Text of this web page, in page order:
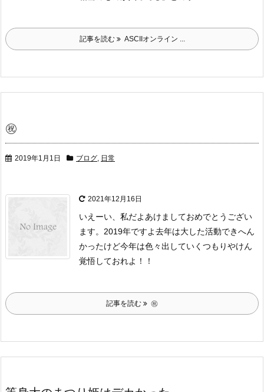
記事を読む ASCIIオンライン ...
㊗︎
2019年1月1日 ブログ, 日常
2021年12月16日
いえーい、私だよ あけましておめでとうござい
ます。2019年ですよ去年は大した活動できへん
かったけど今年は色々出していくつもりやけん
覚悟しておれよ！！
記事を読む ㊗︎